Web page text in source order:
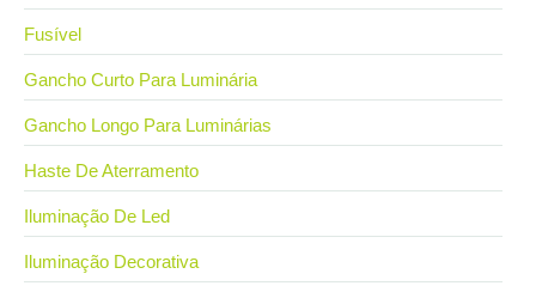
Fusível
Gancho Curto Para Luminária
Gancho Longo Para Luminárias
Haste De Aterramento
Iluminação De Led
Iluminação Decorativa